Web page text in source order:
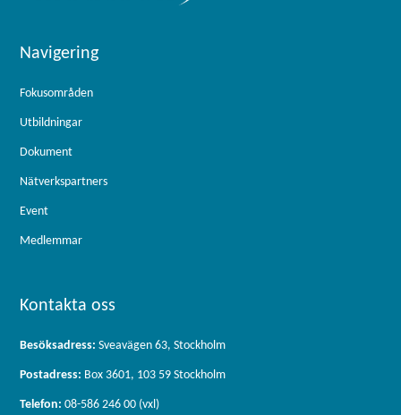
Navigering
Fokusområden
Utbildningar
Dokument
Nätverkspartners
Event
Medlemmar
Kontakta oss
Besöksadress: Sveavägen 63, Stockholm
Postadress: Box 3601, 103 59 Stockholm
Telefon: 08-586 246 00 (vxl)